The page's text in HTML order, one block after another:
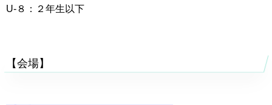
U-８：２年生以下
【会場】